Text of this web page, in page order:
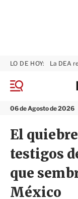
M
n
06 de Agosto de 2026
LO DE HOY: La DEA
El
testigos
que
México